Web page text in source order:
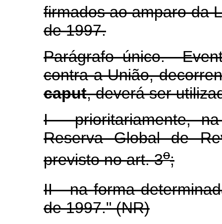
firmados ao amparo da
de 1997.
Parágrafo único.
contra a União,
caput, deverá ser
I - prioritariamente,
Reserva Global de
previsto no art. 3o;
II - na forma
de 1997." (NR)